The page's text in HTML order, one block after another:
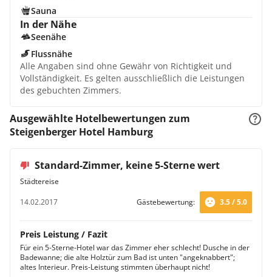
Sauna
In der Nähe
Seenähe
Flussnähe
Alle Angaben sind ohne Gewähr von Richtigkeit und
Vollständigkeit. Es gelten ausschließlich die Leistungen
des gebuchten Zimmers.
Ausgewählte Hotelbewertungen zum
Steigenberger Hotel Hamburg
Standard-Zimmer, keine 5-Sterne wert
Städtereise
14.02.2017
Gästebewertung: 3.5 / 5.0
Preis Leistung / Fazit
Für ein 5-Sterne-Hotel war das Zimmer eher schlecht! Dusche in der
Badewanne; die alte Holztür zum Bad ist unten "angeknabbert";
altes Interieur. Preis-Leistung stimmten überhaupt nicht!